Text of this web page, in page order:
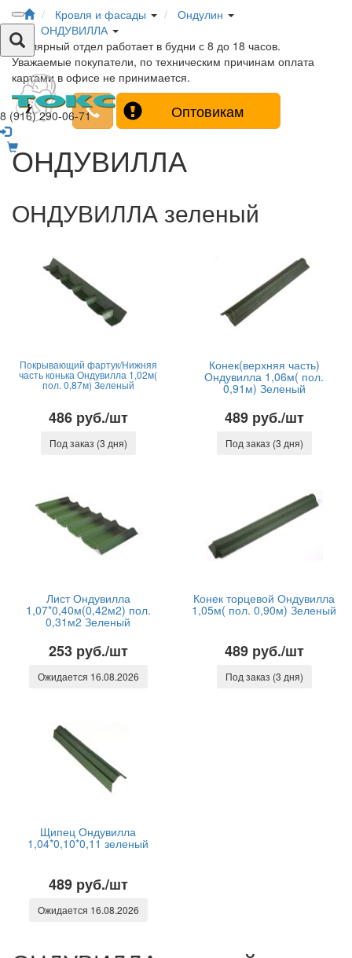
8 (916) 290-06-71
Кровля и фасады
Ондулин
ОНДУВИЛЛА
Столярный отдел работает в будни с 8 до 18 часов.
Уважаемые покупатели, по техническим причинам оплата
картами в офисе не принимается.
Оптовикам
ОНДУВИЛЛА
ОНДУВИЛЛА зеленый
Покрывающий фартук/Нижняя
часть конька Ондувилла 1,02м(
пол. 0,87м) Зеленый
486 руб./шт
Под заказ (3 дня)
Конек(верхняя часть)
Ондувилла 1,06м( пол.
0,91м) Зеленый
489 руб./шт
Под заказ (3 дня)
Лист Ондувилла
1,07*0,40м(0,42м2) пол.
0,31м2 Зеленый
253 руб./шт
Ожидается 16.08.2026
Конек торцевой Ондувилла
1,05м( пол. 0,90м) Зеленый
489 руб./шт
Под заказ (3 дня)
Щипец Ондувилла
1,04*0,10*0,11 зеленый
489 руб./шт
Ожидается 16.08.2026